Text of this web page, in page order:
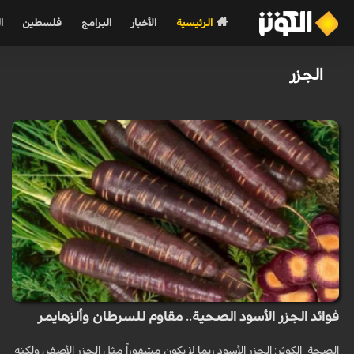
الرئيسية الأخبار البرامج فلسطين
الجزر
فوائد الجزر الأسود الصحية.. مقاوم للسرطان وألزهايمر
الصحة_الكوثر: الجزر الأسود ربما لا يكون مشهوراً مثل الجزر الأصفر، ولكنه